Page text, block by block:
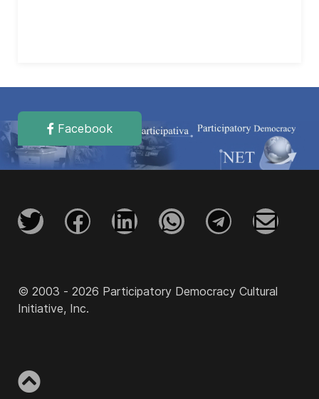
Facebook
© 2003 - 2026 Participatory Democracy Cultural
Initiative, Inc.